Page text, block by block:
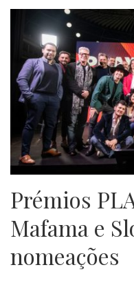
Prémios
Mafama e
nomeações